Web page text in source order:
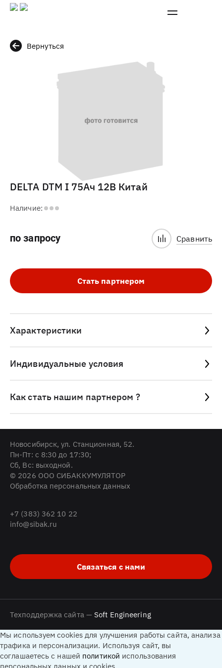
Вернуться
DELTA DTM I 75Ач 12В Китай
Наличие:
по запросу Сравнить
Стать партнером
Характеристики
Индивидуальные условия
Как стать нашим партнером ?
Новосибирск, ул. Станционная, 52.
Пн-Пт: с 8:30 до 17:30;
Cб, Вс: выходной.
© 2026 ООО СИБАККУМУЛЯТОР
Обработка персональных данных
+7 (383) 362 10 22
info@sibak.ru
Связаться с нами
Техподдержка сайта —Soft Engineering
Мы используем cookies для улучшения работы сайта, анализа
трафика и персонализации. Используя сайт, вы
соглашаетесь с нашей политикой использования